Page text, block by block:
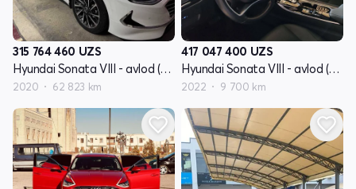
315 764 460 UZS
Hyundai Sonata VIII - avlod (DN8)
2020 62 823 km
417 047 400 UZS
Hyundai Sonata VIII - avlod (DN8)
2022 9 700 km